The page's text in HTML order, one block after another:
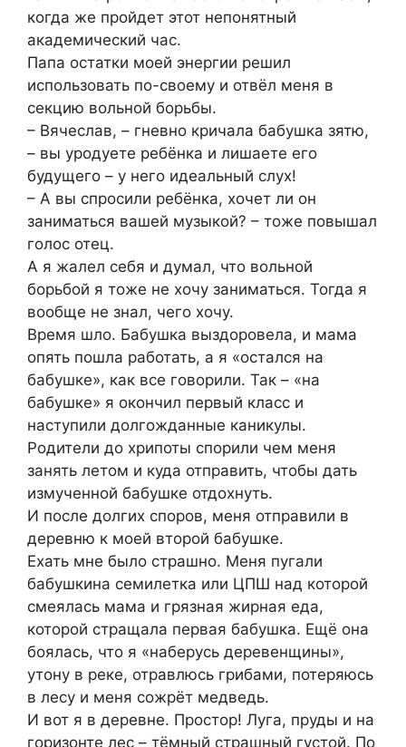
когда же пройдет этот непонятный
академический час.
Папа остатки моей энергии решил
использовать по-своему и отвёл меня в
секцию вольной борьбы.
– Вячеслав, – гневно кричала бабушка зятю,
– вы уродуете ребёнка и лишаете его
будущего – у него идеальный слух!
– А вы спросили ребёнка, хочет ли он
заниматься вашей музыкой? – тоже повышал
голос отец.
А я жалел себя и думал, что вольной
борьбой я тоже не хочу заниматься. Тогда я
вообще не знал, чего хочу.
Время шло. Бабушка выздоровела, и мама
опять пошла работать, а я «остался на
бабушке», как все говорили. Так – «на
бабушке» я окончил первый класс и
наступили долгожданные каникулы.
Родители до хрипоты спорили чем меня
занять летом и куда отправить, чтобы дать
измученной бабушке отдохнуть.
И после долгих споров, меня отправили в
деревню к моей второй бабушке.
Ехать мне было страшно. Меня пугали
бабушкина семилетка или ЦПШ над которой
смеялась мама и грязная жирная еда,
которой стращала первая бабушка. Ещё она
боялась, что я «наберусь деревенщины»,
утону в реке, отравлюсь грибами, потеряюсь
в лесу и меня сожрёт медведь.
И вот я в деревне. Простор! Луга, пруды и на
горизонте лес – тёмный страшный густой. По